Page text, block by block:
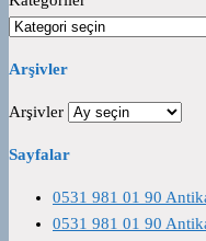
Arşivler
Arşivler
Sayfalar
0531 981 01 90
0531 981 01 90